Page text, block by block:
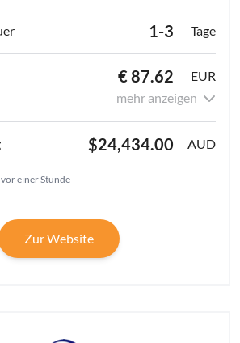
1-3 Tage
€ 87.62
EUR
mehr anzeigen
$24,434.00 AUD
vor einer Stunde
Zur Website